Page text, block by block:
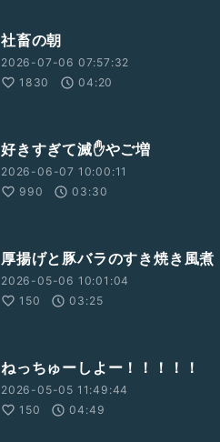
社畜の朝
2026-07-06 07:57:32
1830
04:20
好きすぎて滅✋やご増
2026-06-07 10:00:11
990
03:30
厚揚げと豚バラのすき焼き風煮
2026-05-06 10:01:04
150
03:25
ねっちゅーしよー！！！！！
2026-05-05 11:49:44
150
04:49